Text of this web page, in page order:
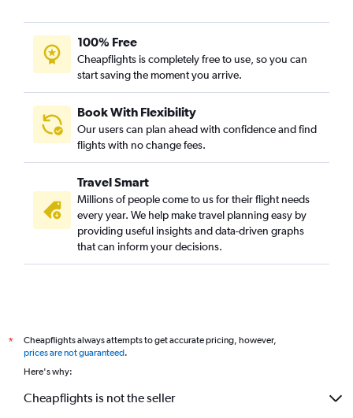
100% Free
Cheapflights is completely free to use, so you can
start saving the moment you arrive.
Book With Flexibility
Our users can plan ahead with confidence and find
flights with no change fees.
Travel Smart
Millions of people come to us for their flight needs
every year. We help make travel planning easy by
providing useful insights and data-driven graphs
that can inform your decisions.
*
Cheapflights always attempts to get accurate pricing, however,
prices are not guaranteed.
Here's why:
Cheapflights is not the seller